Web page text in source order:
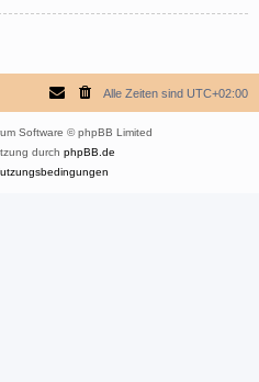
Alle Zeiten sind UTC+02:00
Software © phpBB Limited
durch phpBB.de